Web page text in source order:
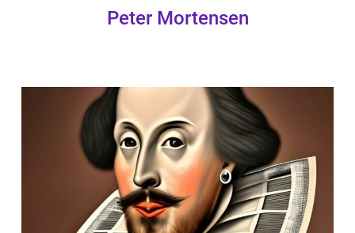
Peter Mortensen